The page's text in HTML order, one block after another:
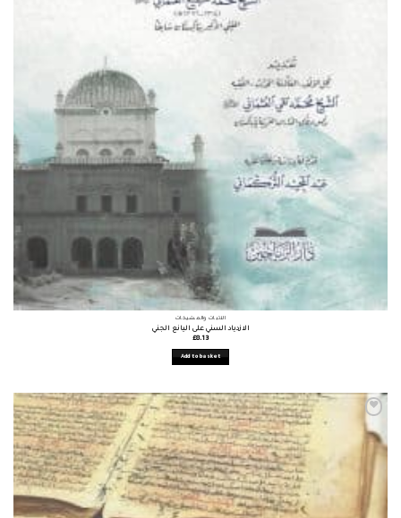
الأثبات والمشيخات
الازدياد السني على اليانع الجني
£8.13
Add to basket